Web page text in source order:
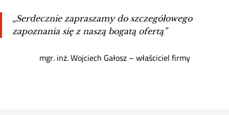
„Serdecznie zapraszamy do szczegółowego
zapoznania się z naszą bogatą ofertą”
mgr. inż. Wojciech Gałosz – właściciel firmy